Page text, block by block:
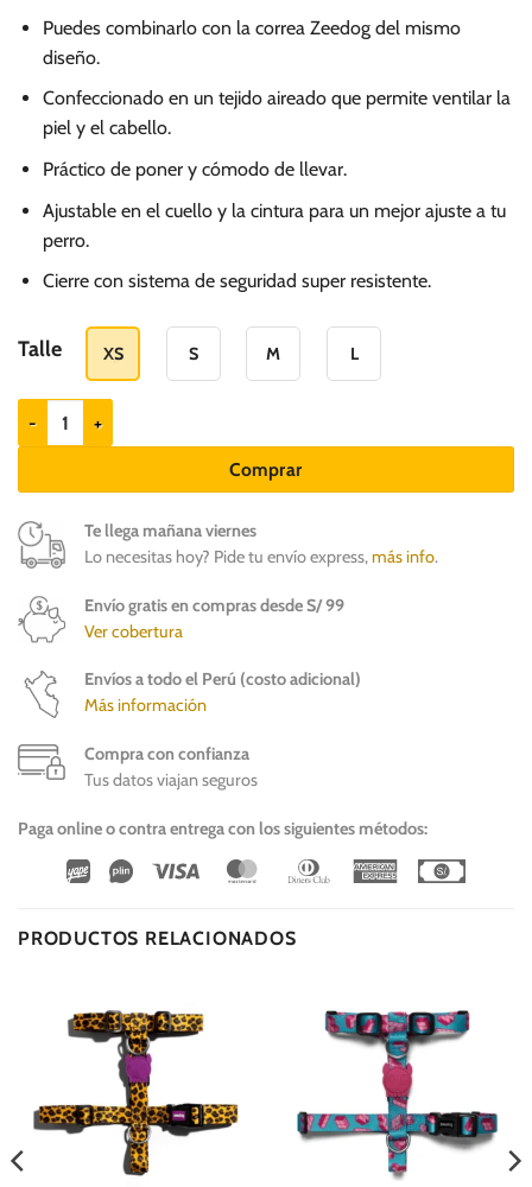
Puedes combinarlo con la correa Zeedog del mismo
diseño.
Confeccionado en un tejido aireado que permite ventilar la
piel y el cabello.
Práctico de poner y cómodo de llevar.
Ajustable en el cuello y la cintura para un mejor ajuste a tu
perro.
Cierre con sistema de seguridad super resistente.
Talle XS S M L
Zeedog Arnés Air Mesh Aura para perros cantidad
Comprar
Te llega mañana viernes
Lo necesitas hoy? Pide tu envío express,más info.
Envío gratis en compras desde S/ 99
Ver cobertura
Envíos a todo el Perú (costo adicional)
Más información
Compra con confianza
Tus datos viajan seguros
Paga online o contra entrega con los siguientes métodos:
Wirecard
Vipps Visa MasterCardDinners
American
PRODUCTOS RELACIONADOS